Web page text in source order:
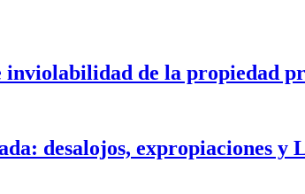
inviolabilidad de la propiedad
desalojos, expropiaciones y